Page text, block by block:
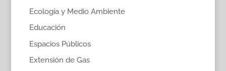
Ecología y Medio Ambiente
Educación
Espacios Públicos
Extensión de Gas